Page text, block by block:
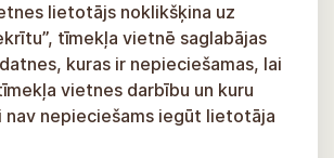
lietotājs noklikšķina uz
tīmekļa vietnē saglabājas
kuras ir nepieciešamas, lai
vietnes darbību un kuru
nav nepieciešams iegūt lietotāja